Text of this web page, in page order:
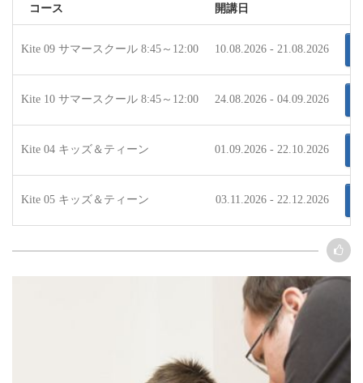
コース 開講日
Kite 09 サマースクール 8:45～12:00 10.08.2026 - 21.08.2026
Kite 10 サマースクール 8:45～12:00 24.08.2026 - 04.09.2026
Kite 04 キッズ＆ティーン 01.09.2026 - 22.10.2026
Kite 05 キッズ＆ティーン 03.11.2026 - 22.12.2026